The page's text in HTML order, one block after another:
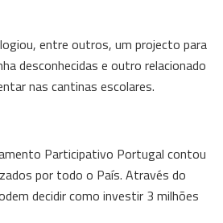
entre outros, um projecto para
desconhecidas e outro relacionado
nas cantinas escolares.
Participativo Portugal contou
por todo o País. Através do
decidir como investir 3 milhões